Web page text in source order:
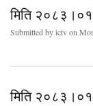
मिति
Submitted byictvon
मिति